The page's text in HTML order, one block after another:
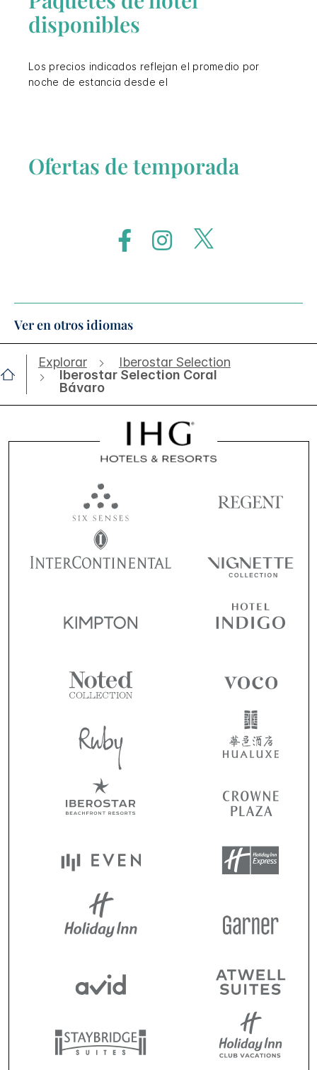
disponibles
Los precios indicados reflejan el promedio por
noche de estancia desde el
Ofertas de temporada
Ver en otros idiomas
Explorar
Iberostar Selection
Iberostar Selection Coral
Bávaro